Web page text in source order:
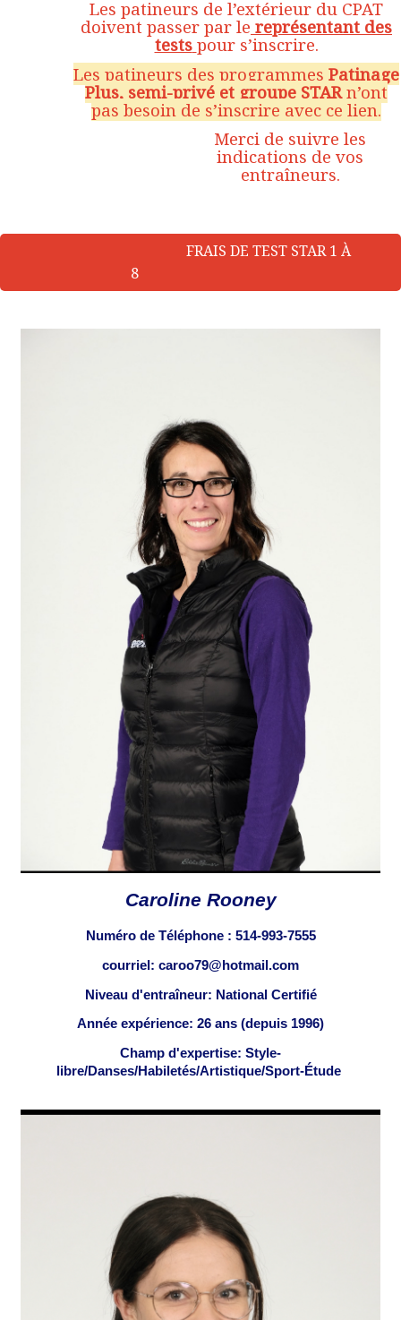
Les patineurs de l’extérieur du CPAT
doivent passer par le représentant des
tests pour s’inscrire.
Les patineurs des programmes Patinage
Plus, semi-privé et groupe STARn’ont
pas besoin de s’inscrire avec ce lien.
Merci de suivre les
indications de vos
entraîneurs.
FRAIS DE TEST STAR 1 À
8
Caroline Rooney
Numéro de Téléphone : 514-993-7555
courriel: caroo79@hotmail.com
Niveau d'entraîneur: National Certifié
Année expérience: 26 ans (depuis 1996)
Champ d'expertise: Style-
libre/Danses/Habiletés/Artistique/Sport-Étude